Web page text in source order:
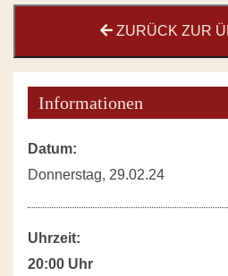
ZURÜCK ZUR
Informationen
Datum:
Donnerstag, 29.02.24
Uhrzeit:
20:00 Uhr